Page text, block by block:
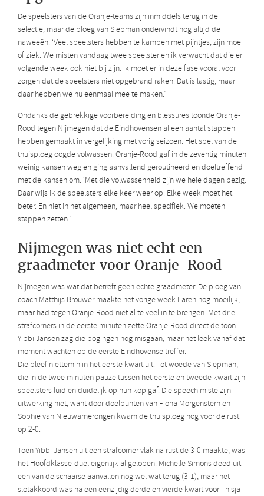
De speelsters van de Oranje-teams zijn inmiddels terug in de
selectie, maar de ploeg van Siepman ondervindt nog altijd de
naweeën. ‘Veel speelsters hebben te kampen met pijntjes, zijn moe
of ziek. We misten vandaag twee speelster en ik verwacht dat die er
volgende week ook niet bij zijn. Ik moet er in deze fase vooral voor
zorgen dat de speelsters niet opgebrand raken. Dat is lastig, maar
daar hebben we nu eenmaal mee te maken.’
Ondanks de gebrekkige voorbereiding en blessures toonde Oranje-
Rood tegen Nijmegen dat de Eindhovensen al een aantal stappen
hebben gemaakt in vergelijking met vorig seizoen. Het spel van de
thuisploeg oogde volwassen. Oranje-Rood gaf in de zeventig minuten
weinig kansen weg en ging aanvallend geroutineerd en doeltreffend
met de kansen om. ‘Met die volwassenheid zijn we hele dagen bezig.
Daar wijs ik de speelsters elke keer weer op. Elke week moet het
beter. En niet in het algemeen, maar heel specifiek. We moeten
stappen zetten.’
Nijmegen was niet echt een
graadmeter voor Oranje-Rood
Nijmegen was wat dat betreft geen echte graadmeter. De ploeg van
coach Matthijs Brouwer maakte het vorige week Laren nog moeilijk,
maar had tegen Oranje-Rood niet al te veel in te brengen. Met drie
strafcorners in de eerste minuten zette Oranje-Rood direct de toon.
Yibbi Jansen zag die pogingen nog misgaan, maar het leek vanaf dat
moment wachten op de eerste Eindhovense treffer.
Die bleef niettemin in het eerste kwart uit. Tot woede van Siepman,
die in de twee minuten pauze tussen het eerste en tweede kwart zijn
speelsters luid en duidelijk op hun kop gaf. Die speech miste zijn
uitwerking niet, want door doelpunten van Fiona Morgenstern en
Sophie van Nieuwamerongen kwam de thuisploeg nog voor de rust
op 2-0.
Toen Yibbi Jansen uit een strafcorner vlak na rust de 3-0 maakte, was
het Hoofdklasse-duel eigenlijk al gelopen. Michelle Simons deed uit
een van de schaarse aanvallen nog wel wat terug (3-1), maar het
slotakkoord was na een eenzijdig derde en vierde kwart voor Thisja